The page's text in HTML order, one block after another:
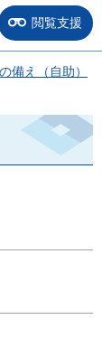
閲覧支援
備え（自助）